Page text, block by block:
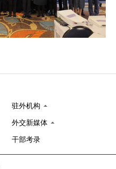
驻外机构
外交新媒体
干部考录